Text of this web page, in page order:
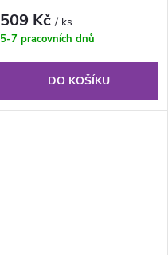
509 Kč/ ks
5-7 pracovních dnů
DO KOŠÍKU